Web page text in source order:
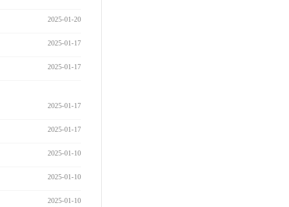
2025-01-20
2025-01-17
2025-01-17
2025-01-17
2025-01-17
2025-01-10
2025-01-10
2025-01-10